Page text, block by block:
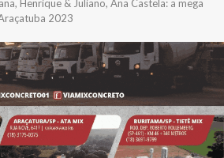
Henrique & Juliano, Ana Castela: a mega
2023